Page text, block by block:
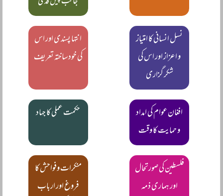
نسل انسانی کا امتیاز
و اعزاز اور اس کی
شکر گزاری
انتہا پسندی اور اس
کی خودساختہ تعریف
افغان عوام کی امداد
و حمایت کا وقت
حکمت عملی کا جہاد
فلسطین کی صورتحال
اور ہماری ذمہ
منکرات وفواحش کا
فروغ اور ارباب